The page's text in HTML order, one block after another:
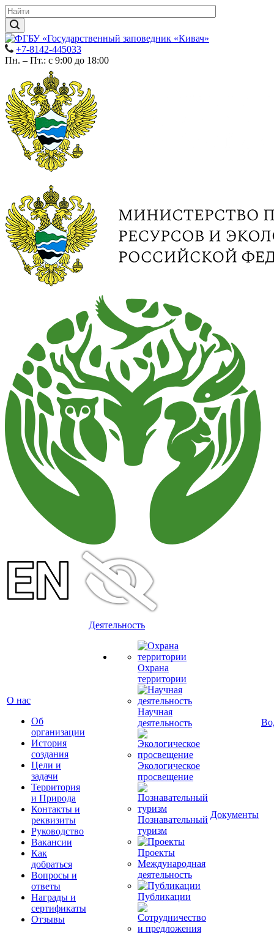
+7-8142-445033
Пн. – Пт.: с 9:00 до 18:00
О нас
Об
организации
История
создания
Цели и
задачи
Территория
и Природа
Контакты и
реквизиты
Руководство
Вакансии
Как
добраться
Вопросы и
ответы
Награды и
сертификаты
Отзывы
Деятельность
Охрана
территории
Научная
деятельность
Экологическое
просвещение
Познавательный
туризм
Проекты
Международная
деятельность
Публикации
Документы